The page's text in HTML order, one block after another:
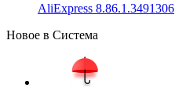
AliExpress 8.86.1.3491306
Новое в Система